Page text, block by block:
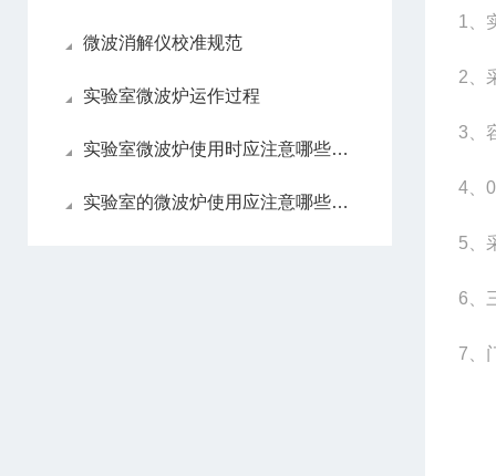
微波消解仪校准规范
实验室微波炉运作过程
实验室微波炉使用时应注意哪些内容
实验室的微波炉使用应注意哪些内容
1
2
3
4
5
6
7